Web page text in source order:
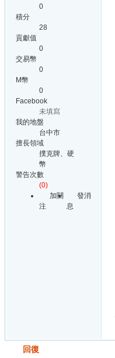
0
積分
28
貢獻值
0
交易幣
0
M幣
0
Facebook
未填寫
我的地盤
台中市
擅長領域
撲克牌、硬
幣
警告次數
(0)
加關
注
發消
息
回復